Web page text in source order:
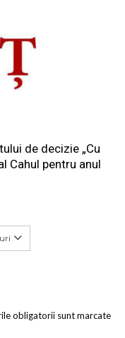
de decizie „Cu
Cahul pentru anul
obligatorii sunt marcate